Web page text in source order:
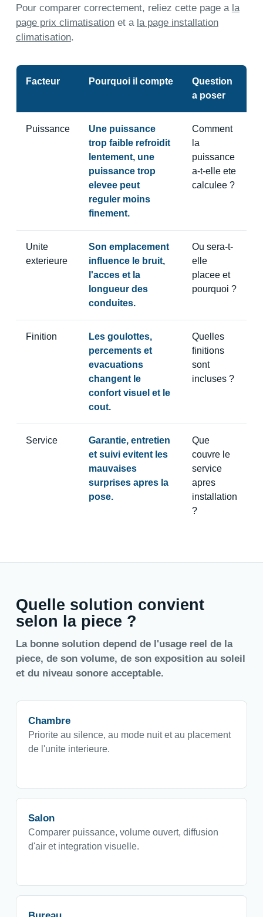
Pour comparer correctement, reliez cette page a la
page prix climatisationet a la page installation
climatisation.
Facteur Pourquoi il compte
Question
a poser
Puissance
Une puissance
trop faible refroidit
lentement, une
puissance trop
elevee peut
reguler moins
finement.
Comment
la
puissance
a-t-elle ete
calculee ?
Unite
exterieure
Son emplacement
influence le bruit,
l'acces et la
longueur des
conduites.
Ou sera-t-
elle
placee et
pourquoi ?
Finition
Les goulottes,
percements et
evacuations
changent le
confort visuel et le
cout.
Quelles
finitions
sont
incluses ?
Service
Garantie, entretien
et suivi evitent les
mauvaises
surprises apres la
pose.
Que
couvre le
service
apres
installation
?
Quelle solution convient
selon la piece ?
La bonne solution depend de l'usage reel de la
piece, de son volume, de son exposition au soleil
et du niveau sonore acceptable.
Chambre
Priorite au silence, au mode nuit et au placement
de l'unite interieure.
Salon
Comparer puissance, volume ouvert, diffusion
d'air et integration visuelle.